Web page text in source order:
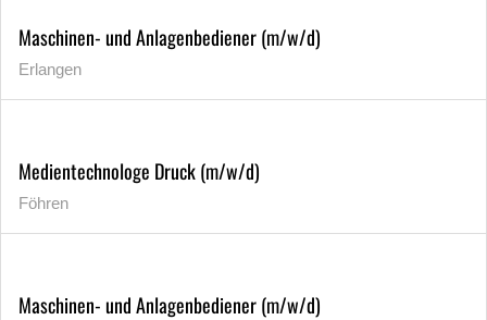
Maschinen- und Anlagenbediener (m/w/d)
Erlangen
Medientechnologe Druck (m/w/d)
Föhren
Maschinen- und Anlagenbediener (m/w/d)